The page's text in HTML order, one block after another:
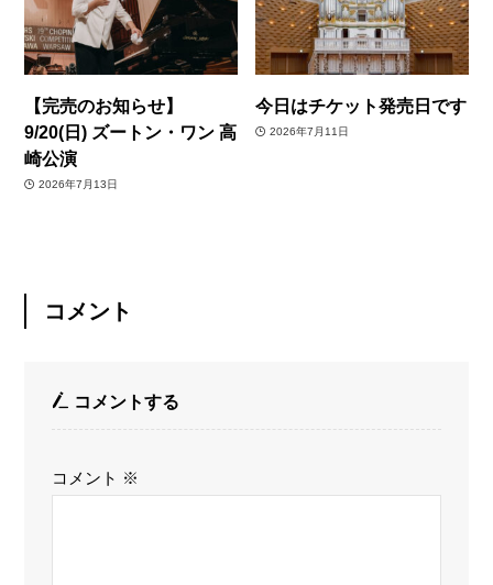
【完売のお知らせ】
9/20(日) ズートン・ワン 高
崎公演
2026年7月13日
今日はチケット発売日です
2026年7月11日
コメント
コメントする
コメント ※